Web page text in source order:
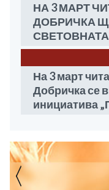
НА 3 МАРТ
ДОБРИЧКА
На 3 март
Добричка се
инициатива